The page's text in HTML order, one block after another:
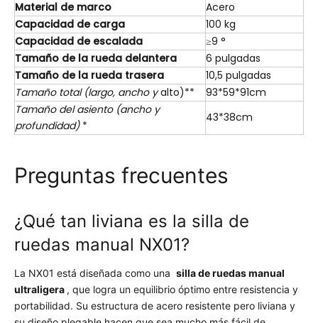
Material de marco
Acero
Capacidad de carga
100 kg
Capacidad de escalada
≥9 °
Tamaño de la rueda delantera
6 pulgadas
Tamaño de la rueda trasera
10,5 pulgadas
Tamaño total (largo, ancho yalto)**
93*59*91cm
Tamaño del asiento (ancho y
profundidad) *
43*38cm
Preguntas frecuentes
¿Qué tan liviana es la silla de
ruedas manual NX01?
La NX01 está diseñada como una silla de ruedas manual
ultraligera , que logra un equilibrio óptimo entre resistencia y
portabilidad. Su estructura de acero resistente pero liviana y